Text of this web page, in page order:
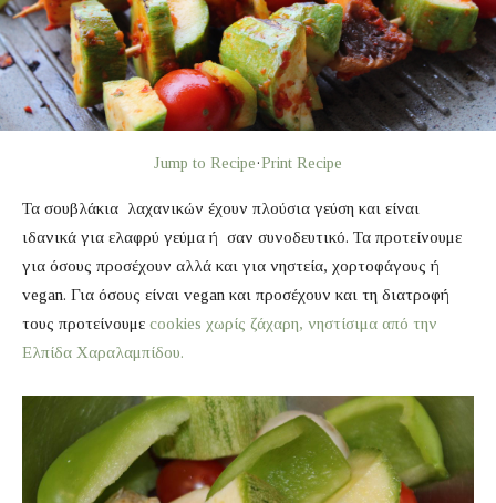
Jump to Recipe·Print Recipe
Τα σουβλάκια λαχανικών έχουν πλούσια γεύση και είναι
ιδανικά για ελαφρύ γεύμα ή σαν συνοδευτικό. Τα προτείνουμε
για όσους προσέχουν αλλά και για νηστεία, χορτοφάγους ή
vegan. Για όσους είναι vegan και προσέχουν και τη διατροφή
τους προτείνουμε cookies χωρίς ζάχαρη, νηστίσιμα από την
Ελπίδα Χαραλαμπίδου.